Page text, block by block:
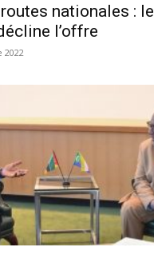
nationales : le
l’offre
2022